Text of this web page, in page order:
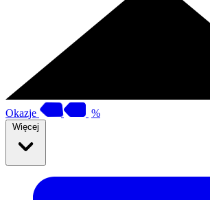
Okazje %
Więcej